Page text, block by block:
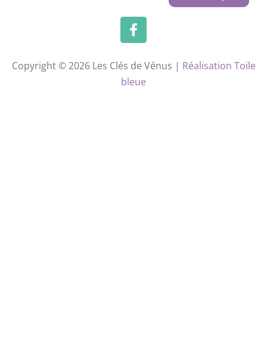
Copyright © 2026 Les Clés de Vénus | Réalisation Toile
bleue